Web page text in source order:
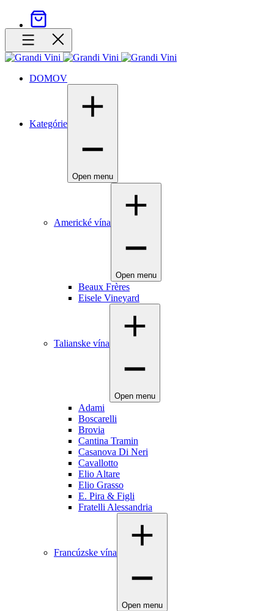
DOMOV
Kategórie
Open menu
Americké vína
Open menu
Beaux Frères
Eisele Vineyard
Talianske vína
Open menu
Adami
Boscarelli
Brovia
Cantina Tramin
Casanova Di Neri
Cavallotto
Elio Altare
Elio Grasso
E. Pira & Figli
Fratelli Alessandria
Francúzske vína
Open menu